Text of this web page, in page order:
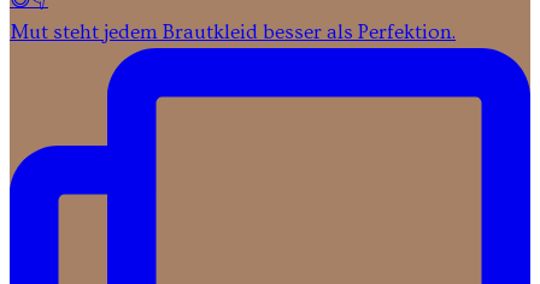
Mut steht jedem Brautkleid besser als Perfektion.